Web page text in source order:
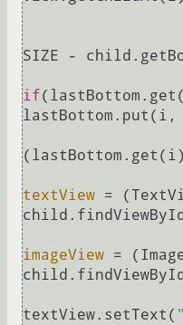
SIZE -
if
lastBottom.put(i,
textView =
imageView =
textView.setText(